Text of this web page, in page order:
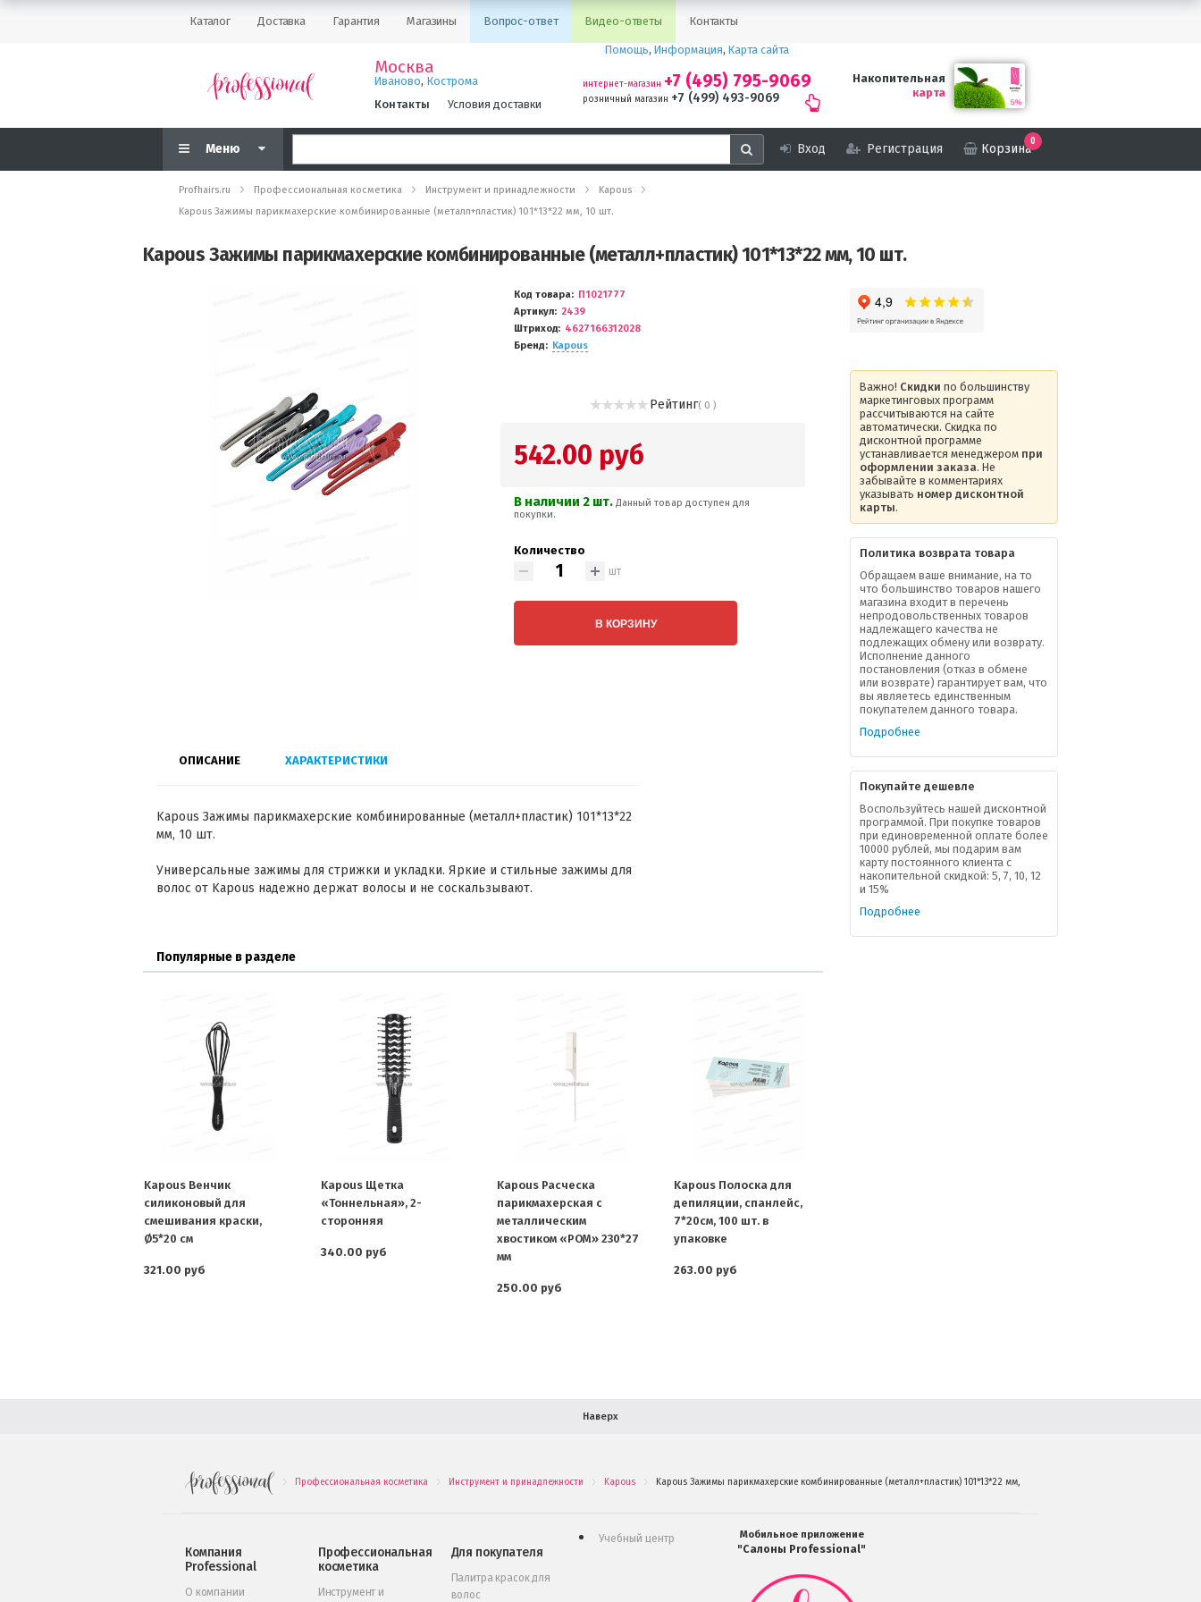
Каталог Доставка Гарантия Магазины Вопрос-ответ Видео-ответы Контакты
Москва
Иваново, Кострома
Контакты
Условия доставки
Помощь, Информация, Карта сайта
интернет-магазин +7 (495) 795-9069
розничный магазин +7 (499) 493-9069
Накопительная
карта
Меню Вход Регистрация Корзина
0
Profhairs.ru Профессиональная косметика Инструмент и принадлежности
Kapous
Kapous Зажимы парикмахерские комбинированные (металл+пластик) 101*13*22 мм, 10 шт.
Kapous Зажимы парикмахерские комбинированные (металл+пластик) 101*13*22 мм, 10 шт.
Код товара
П1021777
Артикул
2439
Штриход
4627166312028
Бренд
Kapous
Рейтинг( 0 )
542.00 руб
В наличии 2 шт.Данный товар доступен для
покупки.
Количество
шт
В КОРЗИНУ
ОПИСАНИЕ ХАРАКТЕРИСТИКИ
Kapous Зажимы парикмахерские комбинированные (металл+пластик) 101*13*22
мм, 10 шт.
Универсальные зажимы для стрижки и укладки. Яркие и стильные зажимы для
волос от Kapous надежно держат волосы и не соскальзывают.
Популярные в разделе
Kapous Венчик
силиконовый для
смешивания краски,
Ø5*20 см
321.00 руб
Kapous Щетка
«Тоннельная», 2-
сторонняя
340.00 руб
Kapous Расческа
парикмахерская с
металлическим
хвостиком «POM» 230*27
мм
250.00 руб
Kapous Полоска для
депиляции, спанлейс,
7*20см, 100 шт. в
упаковке
263.00 руб
Важно! Скидки по большинству
маркетинговых программ
рассчитываются на сайте
автоматически. Скидка по
дисконтной программе
устанавливается менеджером при
оформлении заказа. Не
забывайте в комментариях
указывать номер дисконтной
карты.
Политика возврата товара
Обращаем ваше внимание, на то
что большинство товаров нашего
магазина входит в перечень
непродовольственных товаров
надлежащего качества не
подлежащих обмену или возврату.
Исполнение данного
постановления (отказ в обмене
или возврате) гарантирует вам, что
вы являетесь единственным
покупателем данного товара.
Подробнее
Покупайте дешевле
Воспользуйтесь нашей дисконтной
программой. При покупке товаров
при единовременной оплате более
10000 рублей, мы подарим вам
карту постоянного клиента с
накопительной скидкой: 5, 7, 10, 12
и 15%
Подробнее
Наверх
Профессиональная косметика Инструмент и принадлежности Kapous Kapous Зажимы парикмахерские комбинированные (металл+пластик) 101*13*22 мм, 10 шт.
Компания
Professional
О компании
Профессиональная
косметика
Инструмент и
Для покупателя
Палитра красок для
волос
Учебный центр Мобильное приложение
"Салоны Professional"
Мобильное
приложение